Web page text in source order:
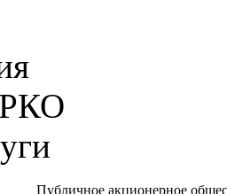
Публичное акционерное